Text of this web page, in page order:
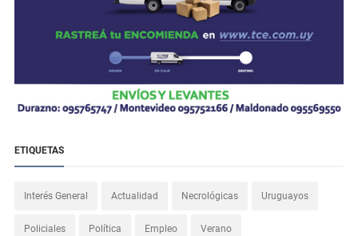
ETIQUETAS
Interés General Actualidad Necrológicas Uruguayos
Policiales Política Empleo Verano